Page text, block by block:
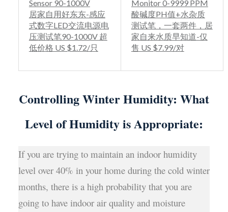
Sensor 90-1000V
居家自用好东东-感应
式数字LED交流电源电
压测试笔90-1000V 超
低价格 US $1.72/只
Monitor 0-9999 PPM
酸碱度PH值+水杂质
测试笔，一套两件，居
家自来水质早知道-仅
售 US $7.99/对
Controlling Winter Humidity: What
Level of Humidity is Appropriate:
If you are trying to maintain an indoor humidity
level over 40% in your home during the cold winter
months, there is a high probability that you are
going to have indoor air quality and moisture